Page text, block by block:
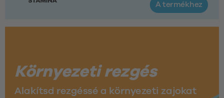
A termékhez
Környezeti rezgés
Alakítsd rezgéssé a környezeti zajokat